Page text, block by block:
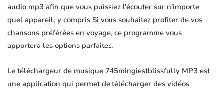
audio mp3 afin que vous puissiez l'écouter sur n'importe
quel appareil, y compris Si vous souhaitez profiter de vos
chansons préférées en voyage, ce programme vous
apportera les options parfaites.
Le téléchargeur de musique 745mingiestblissfully MP3 est
une application qui permet de télécharger des vidéos